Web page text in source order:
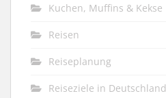
Kuchen, Muffins & Kekse
Reisen
Reiseplanung
Reiseziele in Deutschland